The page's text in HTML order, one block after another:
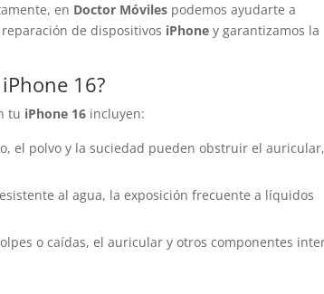
en Doctor Móviles podemos ayudarte a
de dispositivos iPhone y garantizamos la
16?
tu iPhone 16 incluyen:
el polvo y la suciedad pueden obstruir el auricular,
al agua, la exposición frecuente a líquidos
o caídas, el auricular y otros componentes